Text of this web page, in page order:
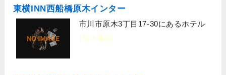
東横INN西船橋原木インター
市川市原木3丁目17-30にあるホテル
[宿泊施設]